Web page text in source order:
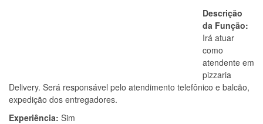
Descrição
da Função:
Irá atuar
como
atendente em
pizzaria
Delivery. Será responsável pelo atendimento telefônico e balcão,
expedição dos entregadores.
Experiência: Sim